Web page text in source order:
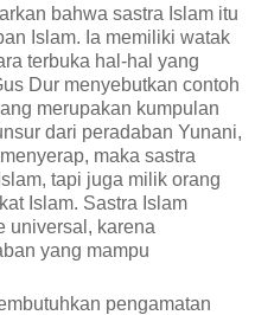
bahwa sastra Islam itu
Islam. Ia memiliki watak
terbuka hal-hal yang
Dur menyebutkan contoh
merupakan kumpulan
dari peradaban Yunani,
maka sastra
tapi juga milik orang
Islam. Sastra Islam
universal , karena
yang mampu
pengamatan